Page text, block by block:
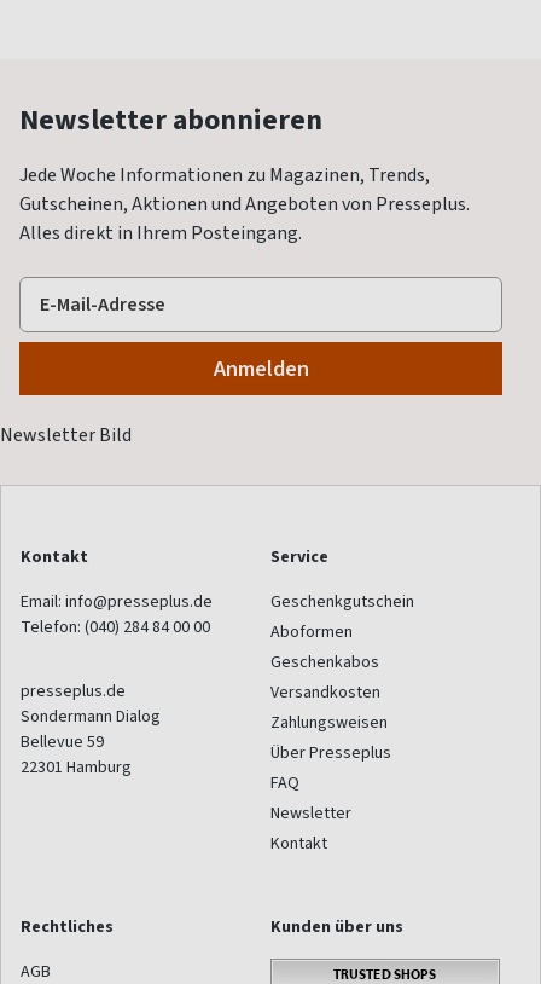
Newsletter abonnieren
Jede Woche Informationen zu Magazinen, Trends,
Gutscheinen, Aktionen und Angeboten von Presseplus.
Alles direkt in Ihrem Posteingang.
Kontakt
Email: info@presseplus.de
Telefon: (040) 284 84 00 00
presseplus.de
Sondermann Dialog
Bellevue 59
22301 Hamburg
Service
Geschenkgutschein
Aboformen
Geschenkabos
Versandkosten
Zahlungsweisen
Über Presseplus
FAQ
Newsletter
Kontakt
Rechtliches
AGB
Kunden über uns